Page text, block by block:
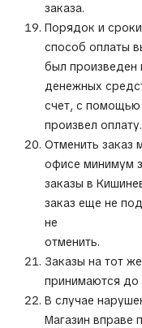
заказа.
Порядок и сроки
способ оплаты
был произведен
денежных
счет, с помощью
произвел оплату.
Отменить заказ
офисе минимум
заказы в
заказ еще не
не
отменить.
Заказы на тот
принимаются до
В случае
Магазин вправе